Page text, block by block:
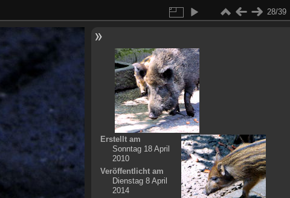
28/39
Erstellt am
Sonntag 18 April
2010
Veröffentlicht am
Dienstag 8 April
2014